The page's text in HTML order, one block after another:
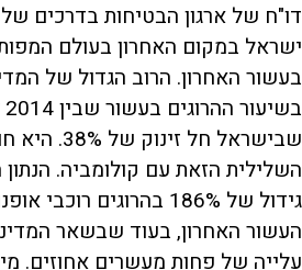
ישראל במקום האחרון בעולם
בעשור האחרון. הרוב הגדול של
שבישראל חל
השלילית הזאת עם קולומביה. הנתון
גידול של 186% בהרוגים
העשור האחרון, בעוד שבשאר
עלייה של פחות מעשרים אחוזים.